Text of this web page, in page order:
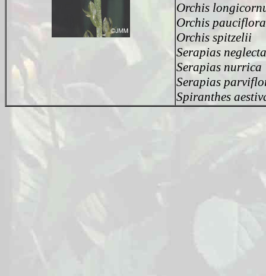
Orchis
Orchis pauciflora
Orchis spitzelii
Serapias neglecta
Serapias nurrica
Serapias
Spiranthes